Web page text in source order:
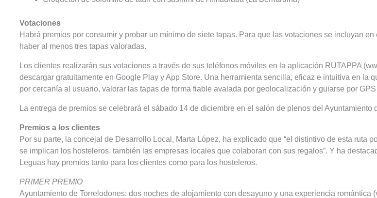
Votaciones
Habrá premios por consumir y probar un mínimo de siete tapas. Para que las votaciones se incluyan
haber al menos tres tapas valoradas.
Los clientes realizarán sus votaciones a través de sus teléfonos móviles en la aplicación RUTAPPA
descargar gratuitamente en Google Play y App Store. Una herramienta sencilla, eficaz e intuitiva en la
por cercanía al usuario, valorar las tapas de forma fiable avalada por geolocalización y guiarse por
La entrega de premios se celebrará el sábado 14 de diciembre en el salón de plenos del Ayuntamiento
Premios a los clientes
Por su parte, la concejal de Desarrollo Local, Marta López, ha explicado que “el distintivo de esta ruta
se implican los hosteleros, también las empresas locales que colaboran con sus regalos”. Y ha
Leguas hay premios tanto para los clientes como para los hosteleros.
PRIMER PREMIO
Ayuntamiento de Torrelodones: dos noches de alojamiento con desayuno y una experiencia romántica